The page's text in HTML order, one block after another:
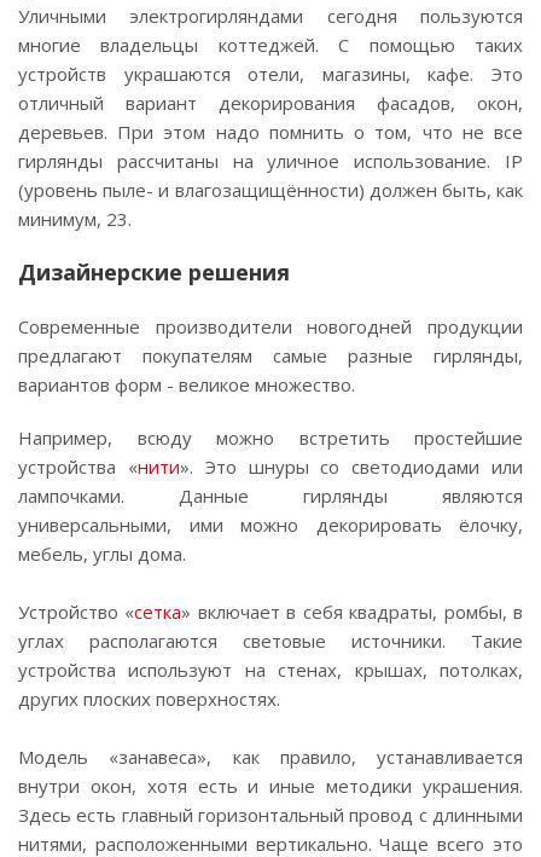
Уличными электрогирляндами сегодня пользуются
многие владельцы коттеджей. С помощью таких
устройств украшаются отели, магазины, кафе. Это
отличный вариант декорирования фасадов, окон,
деревьев. При этом надо помнить о том, что не все
гирлянды рассчитаны на уличное использование. IP
(уровень пыле- и влагозащищённости) должен быть, как
минимум, 23.
Дизайнерские решения
Современные производители новогодней продукции
предлагают покупателям самые разные гирлянды,
вариантов форм - великое множество.
Например, всюду можно встретить простейшие
устройства «нити». Это шнуры со светодиодами или
лампочками. Данные гирлянды являются
универсальными, ими можно декорировать ёлочку,
мебель, углы дома.
Устройство «сетка» включает в себя квадраты, ромбы, в
углах располагаются световые источники. Такие
устройства используют на стенах, крышах, потолках,
других плоских поверхностях.
Модель «занавеса», как правило, устанавливается
внутри окон, хотя есть и иные методики украшения.
Здесь есть главный горизонтальный провод с длинными
нитями, расположенными вертикально. Чаще всего это